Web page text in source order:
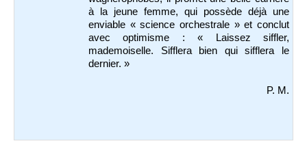
à la jeune femme, qui possède déjà une
enviable « science orchestrale » et conclut
avec optimisme : « Laissez siffler,
mademoiselle. Sifflera bien qui sifflera le
dernier. »
P. M.